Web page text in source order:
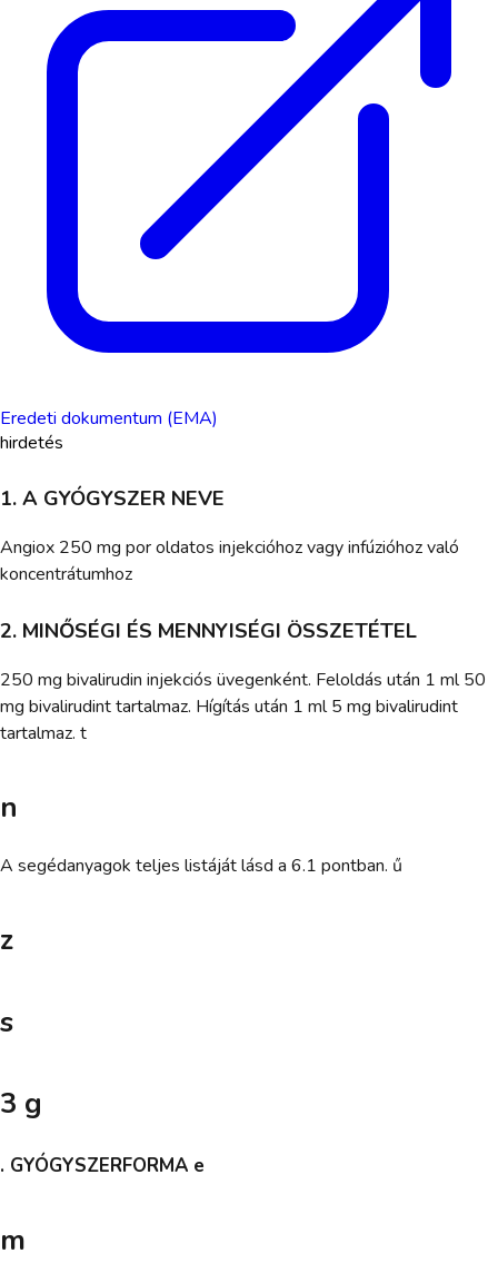
Eredeti dokumentum (EMA)
hirdetés
1. A GYÓGYSZER NEVE
Angiox 250 mg por oldatos injekcióhoz vagy infúzióhoz való
koncentrátumhoz
2. MINŐSÉGI ÉS MENNYISÉGI ÖSSZETÉTEL
250 mg bivalirudin injekciós üvegenként. Feloldás után 1 ml 50
mg bivalirudint tartalmaz. Hígítás után 1 ml 5 mg bivalirudint
tartalmaz. t
n
A segédanyagok teljes listáját lásd a 6.1 pontban. ű
z
s
3 g
. GYÓGYSZERFORMA e
m